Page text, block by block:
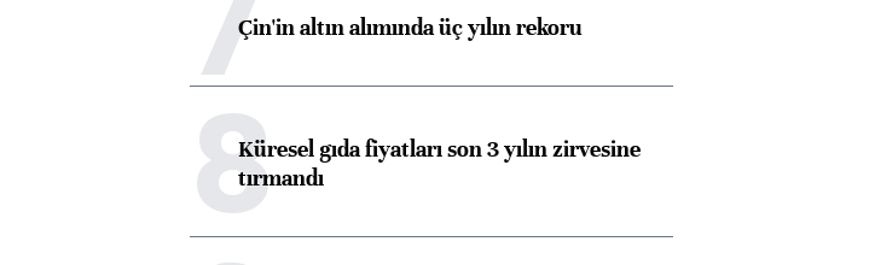
Çin'in altın alımında üç yılın rekoru
8Küresel gıda fiyatları son 3 yılın zirvesine
tırmandı